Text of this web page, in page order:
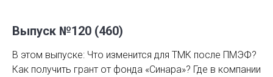
Выпуск №120 (460)
В этом выпуске: Что изменится для ТМК после ПМЭФ?
Как получить грант от фонда «Синара»? Где в компании